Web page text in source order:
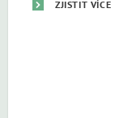
ZJISTIT VÍCE